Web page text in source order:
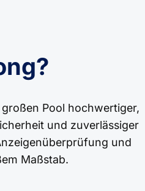
Pool hochwertiger,
und zuverlässiger
und
Maßstab.